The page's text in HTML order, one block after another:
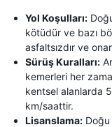
Yol Koşulları:
kötüdür ve bazı
asfaltsızdır ve
Sürüş Kuralları:
kemerleri her
kentsel alanlarda
km/saattir.
Lisanslama: